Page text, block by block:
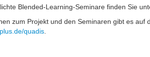
Blended-Learning-Seminare finden Sie
zum Projekt und den Seminaren gibt es auf
quadis